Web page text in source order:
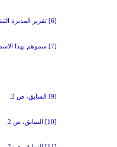
[7] سموهم بهذا الاسم!
[9] السابق، ص 2.
[10] السابق، ص 2.